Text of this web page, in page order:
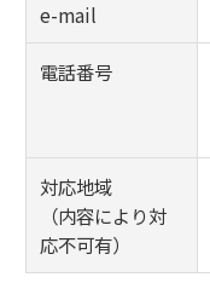
e-mail
電話番号
対応地域
（内容により対
応不可有）